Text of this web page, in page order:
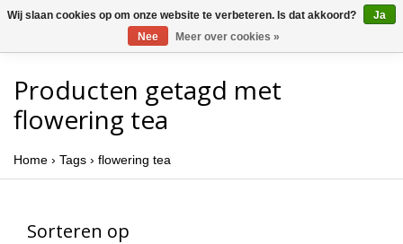
Producten getagd met
flowering tea
Home › Tags › flowering tea
Sorteren op
Wij slaan cookies op om onze website te verbeteren. Is dat akkoord?
Ja
Nee
Meer over cookies »